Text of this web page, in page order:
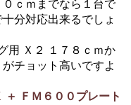
ｃｍまでなら１台で
分対応出来るでしょ
用 Ｘ２ １７８ｃｍか
チョット高いですよ
ＦＭ６００プレート